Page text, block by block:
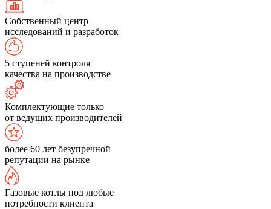
Собственный центр
исследований и разработок
5 ступеней контроля
качества на производстве
Комплектующие только
от ведущих производителей
более 60 лет безупречной
репутации на рынке
Газовые котлы под любые
потребности клиента